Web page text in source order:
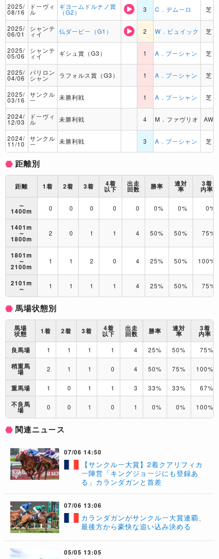
2025/
08/16
ドーヴィ
ル
ギヨームドルナノ賞
（G2） 3 C．デムーロ 芝
2025/
06/01
シャンテ
ィイ 仏ダービー（G1） 2 W．ビュイック 芝
2025/
05/06
シャンテ
ィイ ギシュ賞（G3） 1 A．プーシャン 芝
2025/
04/06
パリロン
シャン ラフォルス賞（G3） 1 A．プーシャン 芝
2025/
03/16
サンクル
ー 未勝利戦 1 A．プーシャン 芝
2024/
12/03
ドーヴィ
ル 未勝利戦 4 M．ファヴリオ AW
2024/
11/10
サンクル
ー 未勝利戦 3 A．プーシャン 芝
距離別
距離 1着 2着 3着 4着
以下
出走
回数 勝率 連対
率
3着
内率
～
1400m 0 0 0 0 0 0% 0% 0%
1401m
～
1800m
2 0 1 1 4 50% 50% 75%
1801m
～
2100m
1 1 2 0 4 25% 50% 100%
2101m
～ 1 1 1 1 4 25% 50% 75%
馬場状態別
馬場
状態 1着 2着 3着 4着
以下
出走
回数 勝率 連対
率
3着
内率
良馬場
1 1 1 1 4 25% 50% 75%
稍重馬
場 2 1 1 0 4 50% 75% 100%
重馬場 1 0 1 1 3 33% 33% 67%
不良馬
場 0 0 1 0 1 0% 0% 100%
関連ニュース
07/06 14:50
【サンクルー大賞】2着クアリフィカ
ー陣営「キングジョージにも登録あ
る」カランダガンと首差
07/06 13:06
​カランダガンがサンクルー大賞連覇、
最後方から豪快な追い込み決める
05/05 13:05